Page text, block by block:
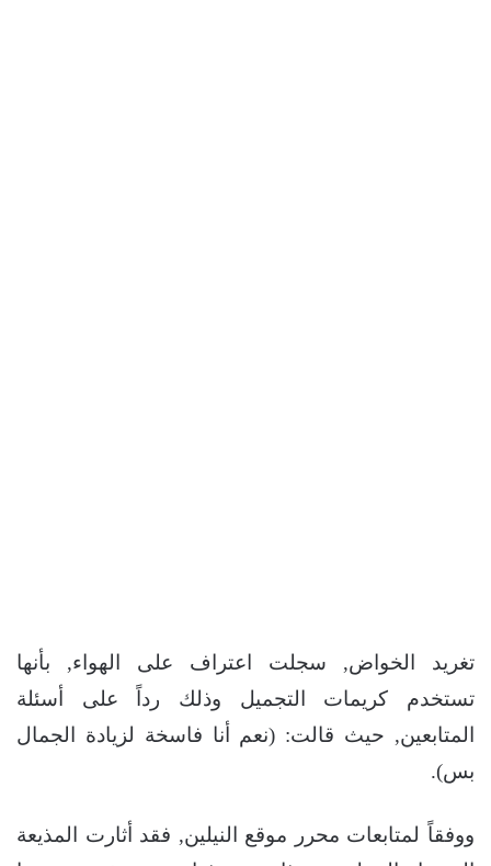
تغريد الخواض, سجلت اعتراف على الهواء, بأنها
تستخدم كريمات التجميل وذلك رداً على أسئلة
المتابعين, حيث قالت: (نعم أنا فاسخة لزيادة الجمال
بس).
ووفقاً لمتابعات محرر موقع النيلين, فقد أثارت المذيعة